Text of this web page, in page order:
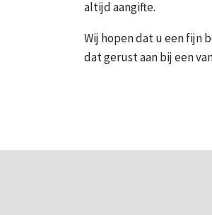
altijd aangifte.
Wij hopen dat u een fijn
dat gerust aan bij een